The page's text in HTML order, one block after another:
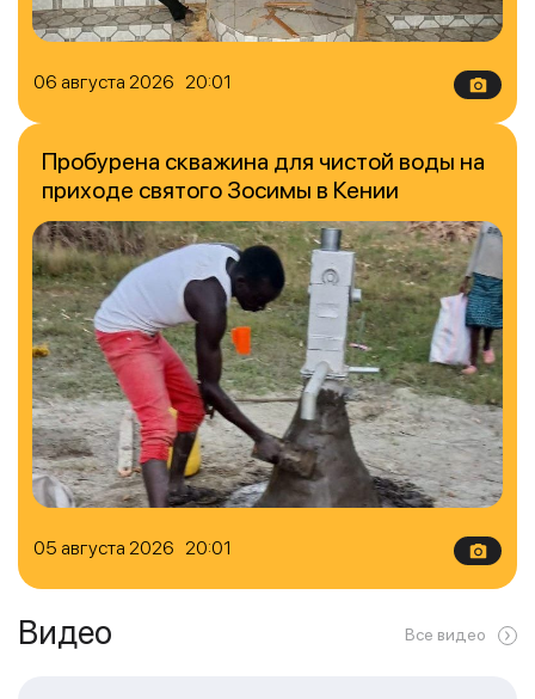
06 августа 2026 20:01
05 августа 2026 20:01
Пробурена скважина для чистой воды на
приходе святого Зосимы в Кении
Видео Все видео